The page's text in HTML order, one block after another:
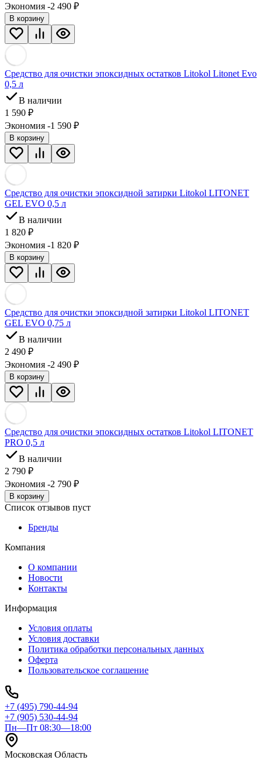
Экономия -2 490 ₽
В корзину
Средство для очистки эпоксидных остатков Litokol Litonet Evo
0,5 л
В наличии
1 590 ₽
Экономия -1 590 ₽
В корзину
Средство для очистки эпоксидной затирки Litokol LITONET
GEL EVO 0,5 л
В наличии
1 820 ₽
Экономия -1 820 ₽
В корзину
Средство для очистки эпоксидной затирки Litokol LITONET
GEL EVO 0,75 л
В наличии
2 490 ₽
Экономия -2 490 ₽
В корзину
Средство для очистки эпоксидных остатков Litokol LITONET
PRO 0,5 л
В наличии
2 790 ₽
Экономия -2 790 ₽
В корзину
Список отзывов пуст
Бренды
Компания
О компании
Новости
Контакты
Информация
Условия оплаты
Условия доставки
Политика обработки персональных данных
Оферта
Пользовательское соглашение
+7 (495) 790-44-94
+7 (905) 530-44-94
Пн—Пт 08:30—18:00
Московская Область